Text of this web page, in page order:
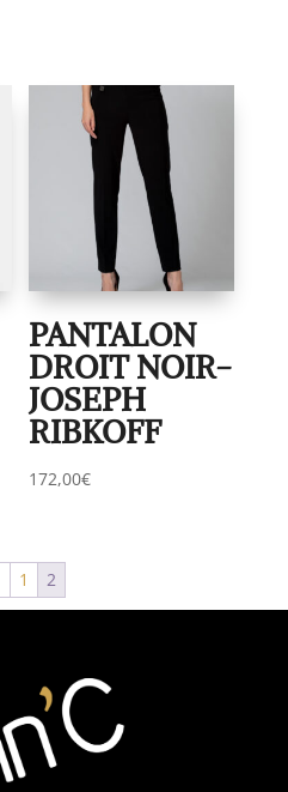
PANTALON
DROIT NOIR-
JOSEPH
RIBKOFF
172,00€
1 2